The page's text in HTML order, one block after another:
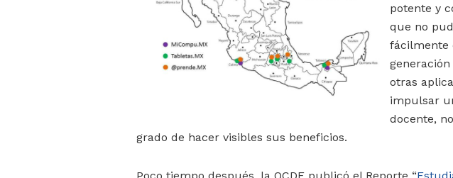
potente y
que no
fácilmente
otras
impulsar
docente,
grado de hacer visibles sus beneficios.